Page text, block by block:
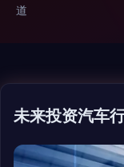
道
未来投资汽车